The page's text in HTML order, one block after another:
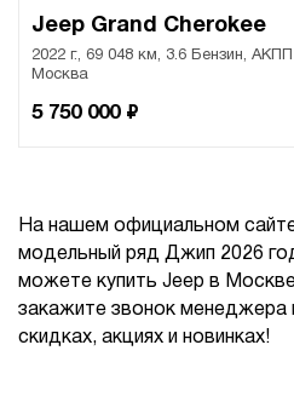
Jeep Grand Cherokee
2022 г., 69 048 км, 3.6 Бензин, АКПП
Москва
5 750 000 ₽
На нашем официальном
модельный ряд Джип 2026
можете купить Jeep в
закажите звонок менеджера
скидках, акциях и новинках!